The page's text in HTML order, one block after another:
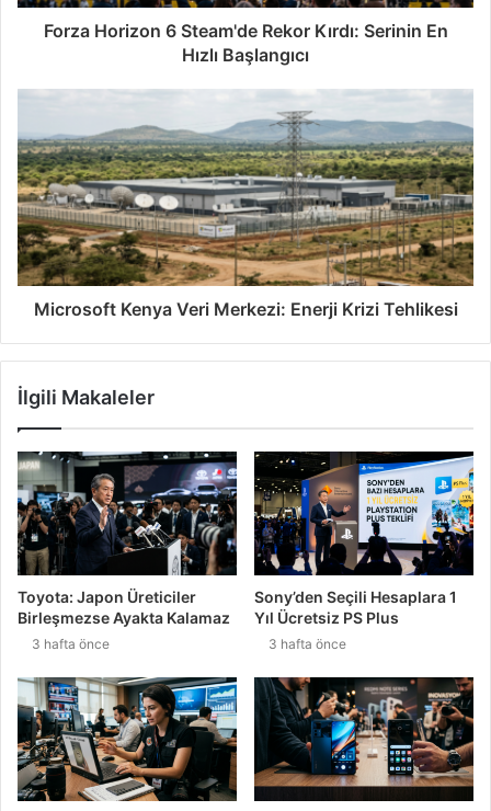
Forza Horizon 6 Steam'de Rekor Kırdı: Serinin En
Hızlı Başlangıcı
Microsoft Kenya Veri Merkezi: Enerji Krizi Tehlikesi
İlgili Makaleler
Toyota: Japon Üreticiler
Birleşmezse Ayakta Kalamaz
3 hafta önce
Sony’den Seçili Hesaplara 1
Yıl Ücretsiz PS Plus
3 hafta önce